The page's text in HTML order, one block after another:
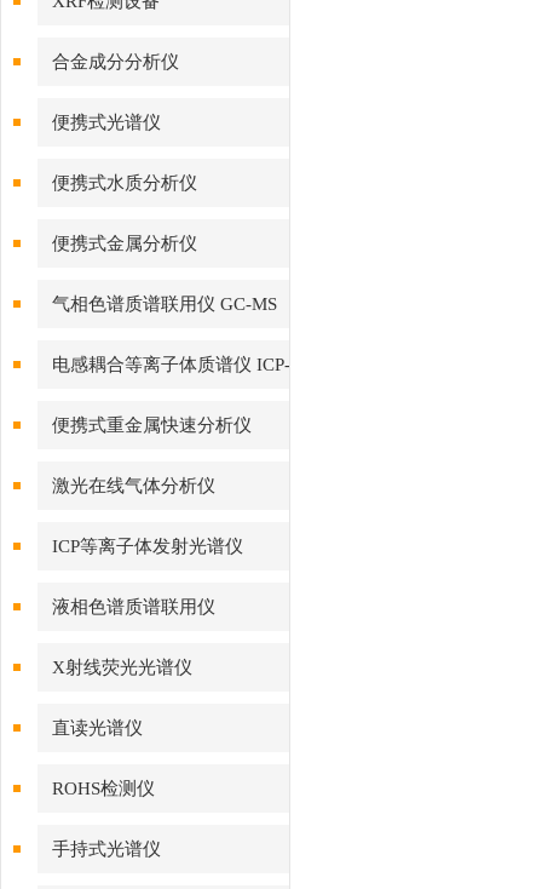
合金成分分析仪
便携式光谱仪
便携式水质分析仪
便携式金属分析仪
气相色谱质谱联用仪 GC-MS
电感耦合等离子体质谱仪 ICP-
MS
便携式重金属快速分析仪
激光在线气体分析仪
ICP等离子体发射光谱仪
液相色谱质谱联用仪
X射线荧光光谱仪
直读光谱仪
ROHS检测仪
手持式光谱仪